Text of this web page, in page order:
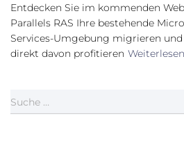
Entdecken Sie im kommenden
Parallels RAS Ihre bestehende
Services-Umgebung migrieren
direkt davon profitieren Weiterlesen
Suche …